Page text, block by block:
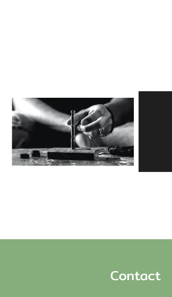
Contact